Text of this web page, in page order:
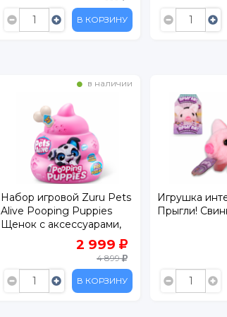
В КОРЗИНУ
в наличии
Набор игровой Zuru Pets
Alive Pooping Puppies
Щенок с аксессуарами,
2 999
4 899
В КОРЗИНУ
Игрушка
Прыгли!